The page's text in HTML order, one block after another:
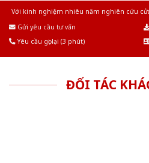
Với kinh nghiệm nhiêu năm nghiên cứu
Gửi yêu cầu tư vấn
Yêu cầu gọi lại (3 phút)
ĐỐI TÁC